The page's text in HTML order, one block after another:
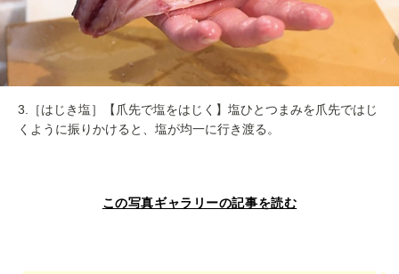
3.［はじき塩］【爪先で塩をはじく】塩ひとつまみを爪先ではじ
くように振りかけると、塩が均一に行き渡る。
この写真ギャラリーの記事を読む